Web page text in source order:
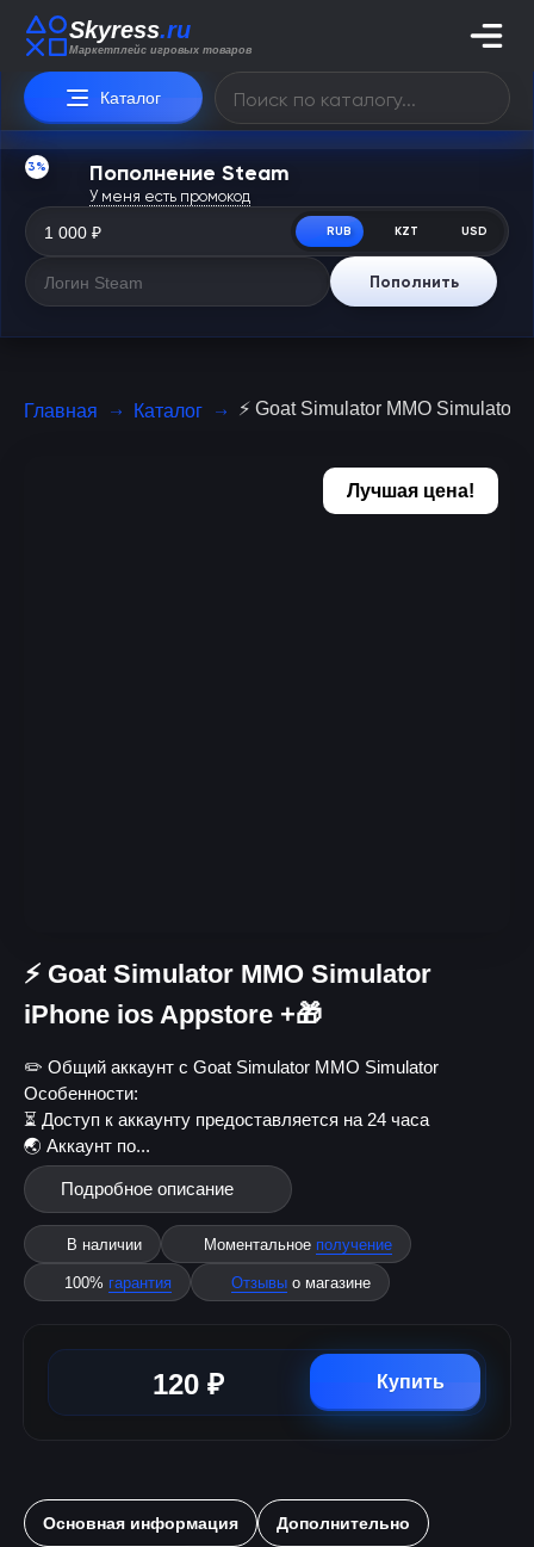
Skyress.ru
Маркетплейс игровых товаров
Каталог
3% Пополнение Steam
У меня есть промокод
RUB KZT USD
Пополнить
Главная Каталог ⚡️ Goat Simulator MMO Simulator
Лучшая цена!
⚡️ Goat Simulator MMO Simulator
iPhone ios Appstore +🎁
✏️ Общий аккаунт с Goat Simulator MMO Simulator
Особенности:
⏳ Доступ к аккаунту предоставляется на 24 часа
🌏 Аккаунт по...
Подробное описание
В наличии Моментальное получение
100% гарантия Отзывы о магазине
120 ₽ Купить
Основная информация Дополнительно